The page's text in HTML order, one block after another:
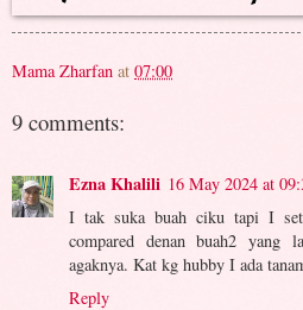
Mama Zharfan at 07:00
9 comments:
Ezna Khalili 16 May 2024 at
I tak suka buah ciku tapi I
compared denan buah2
agaknya. Kat kg hubby I ada
Reply